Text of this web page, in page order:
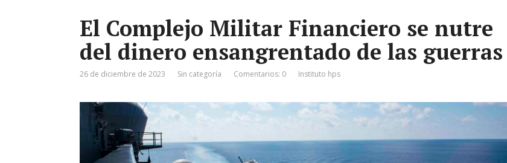
El Complejo Militar Financiero se nutre
del dinero ensangrentado de las guerras
26 de diciembre de 2023 Sin categoría Comentarios: 0 Instituto hps